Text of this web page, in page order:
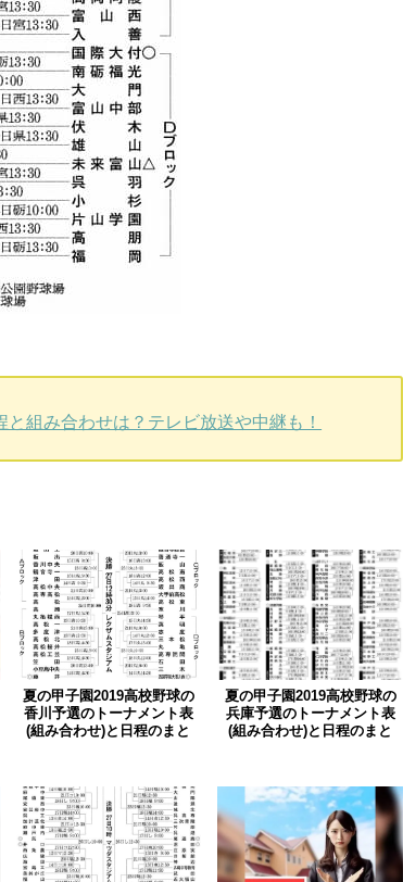
組み合わせは？テレビ放送や中継も！
夏の甲子園2019高校野球の
香川予選のトーナメント表
(組み合わせ)と日程のまと
夏の甲子園2019高校野球の
兵庫予選のトーナメント表
(組み合わせ)と日程のまと